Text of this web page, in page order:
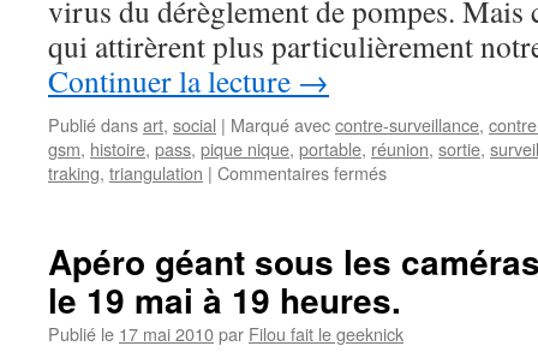
virus du dérèglement de pompes. Mais
qui attirèrent plus particulièrement
Continuer la lecture →
Publié dansart, social | Marqué aveccontre-surveillance,
gsm, histoire, pass, pique nique, portable, réunion, sortie,
traking, triangulation | Commentaires ferméssur
moderne
:
Apéro géant sous les
le 19 mai à 19 heures.
Publié le 17 mai 2010par Filou fait le geeknick